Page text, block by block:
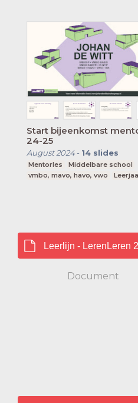
Start bijeenkomst
24-25
August 2024- 14 slides
Mentorles
Middelbare school
vmbo, mavo, havo, vwo
Leerlijn - LerenLeren
Document